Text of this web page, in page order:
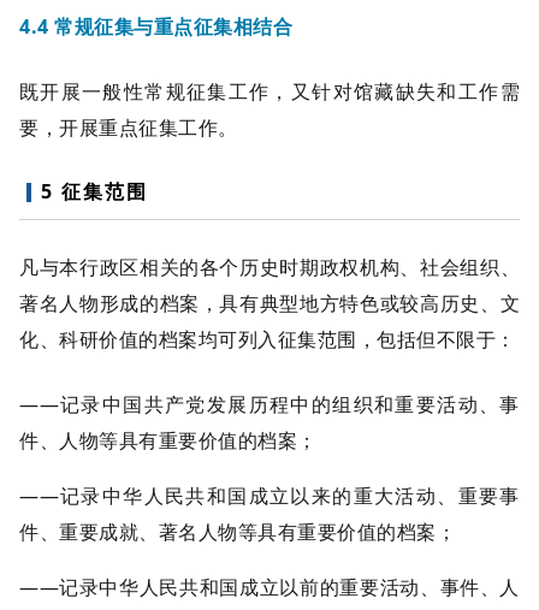
4.4 常规征集与重点征集相结合
既开展一般性常规征集工作，又针对馆藏缺失和工作需
要，开展重点征集工作。
5 征集范围
凡与本行政区相关的各个历史时期政权机构、社会组织、
著名人物形成的档案，具有典型地方特色或较高历史、文
化、科研价值的档案均可列入征集范围，包括但不限于：
——记录中国共产党发展历程中的组织和重要活动、事
件、人物等具有重要价值的档案；
——记录中华人民共和国成立以来的重大活动、重要事
件、重要成就、著名人物等具有重要价值的档案；
——记录中华人民共和国成立以前的重要活动、事件、人